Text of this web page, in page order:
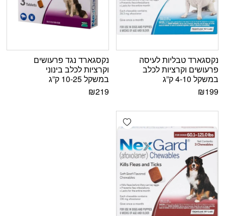
נקסגארד טבליות לעיסה
פרעושים וקרציות לכלב
במשקל 4-10 ק”ג
₪199
נקסגארד נגד פרעושים
וקרציות לכלב בינוני
במשקל 10-25 ק”ג
₪219
Add wishlist